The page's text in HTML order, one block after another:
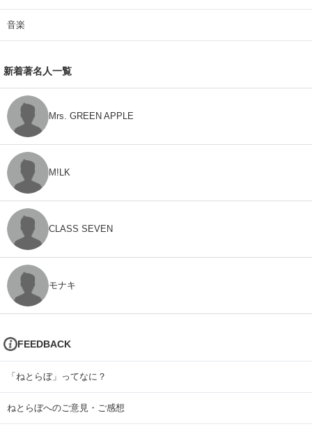
音楽
新着著名人一覧
Mrs. GREEN APPLE
M!LK
CLASS SEVEN
モナキ
FEEDBACK
「ねとらぼ」ってなに？
ねとらぼへのご意見・ご感想